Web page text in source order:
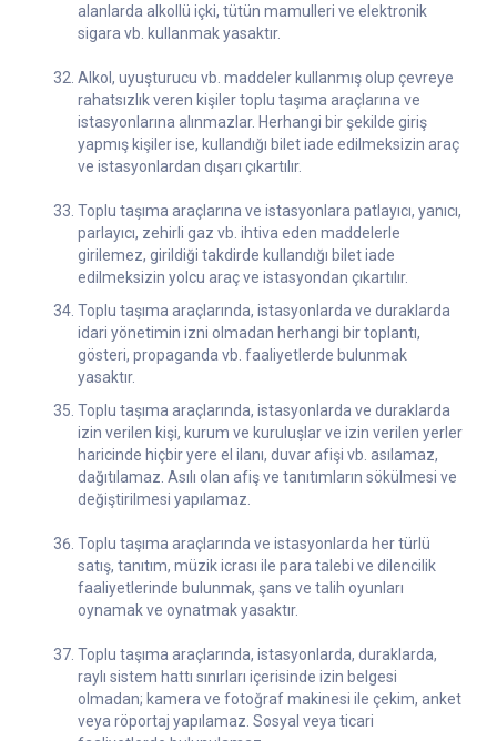
alanlarda alkollü içki, tütün mamulleri ve elektronik
sigara vb. kullanmak yasaktır.
Alkol, uyuşturucu vb. maddeler kullanmış olup çevreye
rahatsızlık veren kişiler toplu taşıma araçlarına ve
istasyonlarına alınmazlar. Herhangi bir şekilde giriş
yapmış kişiler ise, kullandığı bilet iade edilmeksizin araç
ve istasyonlardan dışarı çıkartılır.
Toplu taşıma araçlarına ve istasyonlara patlayıcı, yanıcı,
parlayıcı, zehirli gaz vb. ihtiva eden maddelerle
girilemez, girildiği takdirde kullandığı bilet iade
edilmeksizin yolcu araç ve istasyondan çıkartılır.
Toplu taşıma araçlarında, istasyonlarda ve duraklarda
idari yönetimin izni olmadan herhangi bir toplantı,
gösteri, propaganda vb. faaliyetlerde bulunmak
yasaktır.
Toplu taşıma araçlarında, istasyonlarda ve duraklarda
izin verilen kişi, kurum ve kuruluşlar ve izin verilen yerler
haricinde hiçbir yere el ilanı, duvar afişi vb. asılamaz,
dağıtılamaz. Asılı olan afiş ve tanıtımların sökülmesi ve
değiştirilmesi yapılamaz.
Toplu taşıma araçlarında ve istasyonlarda her türlü
satış, tanıtım, müzik icrası ile para talebi ve dilencilik
faaliyetlerinde bulunmak, şans ve talih oyunları
oynamak ve oynatmak yasaktır.
Toplu taşıma araçlarında, istasyonlarda, duraklarda,
raylı sistem hattı sınırları içerisinde izin belgesi
olmadan; kamera ve fotoğraf makinesi ile çekim, anket
veya röportaj yapılamaz. Sosyal veya ticari